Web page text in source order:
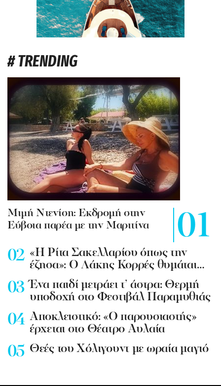
# TRENDING
Mιμή Ντενίση: Εκδρομή στην
Εύβοια παρέα με την Μαριτίνα
«Η Ρίτα Σακελλαρίου όπως την
έζησα»: Ο Λάκης Κορρές θυμάται…
Ένα παιδί μετράει τ’ άστρα: Θερμή
υποδοχή στο Φεστιβάλ Παραμυθιάς
Aποκλειστικό: «Ο παρουσιαστής»
έρχεται στο Θέατρο Αυλαία
Θεές του Χόλιγουντ με ωραία μαγιό